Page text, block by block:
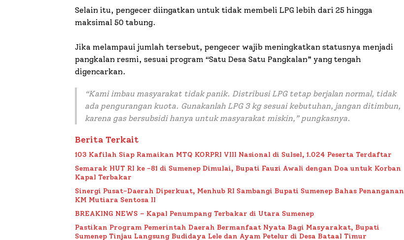
Selain itu, pengecer diingatkan untuk tidak membeli LPG lebih dari 25 hingga
maksimal 50 tabung.
Jika melampaui jumlah tersebut, pengecer wajib meningkatkan statusnya menjadi
pangkalan resmi, sesuai program “Satu Desa Satu Pangkalan” yang tengah
digencarkan.
“Kami imbau masyarakat tidak panik. Distribusi LPG tetap berjalan normal, tidak
ada pengurangan kuota. Gunakanlah LPG 3 kg sesuai kebutuhan, jangan ditimbun,
karena gas bersubsidi hanya untuk masyarakat miskin,” pungkasnya.
Berita Terkait
103 Kafilah Siap Ramaikan MTQ KORPRI VIII Nasional di Sulsel, 1.024 Peserta Terdaftar
Semarak HUT RI ke -81 di Sumenep Dimulai, Bupati Fauzi Awali dengan Doa untuk Korban
Kapal Terbakar
Sinergi Pusat-Daerah Diperkuat, Menhub RI Sambangi Bupati Sumenep Bahas Penanganan
KM Mutiara Sentosa II
BREAKING NEWS – Kapal Penumpang Terbakar di Utara Sumenep
Pastikan Program Pemerintah Daerah Bermanfaat Nyata Bagi Masyarakat, Bupati
Sumenep Tinjau Langsung Budidaya Lele dan Ayam Petelur di Desa Bataal Timur